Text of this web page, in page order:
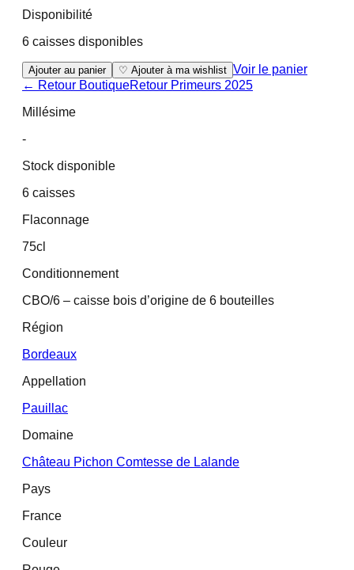
Disponibilité
6 caisses disponibles
Ajouter au panier ♡ Ajouter à ma wishlist Voir le panier
← Retour BoutiqueRetour Primeurs 2025
Millésime
-
Stock disponible
6 caisses
Flaconnage
75cl
Conditionnement
CBO/6 – caisse bois d’origine de 6 bouteilles
Région
Bordeaux
Appellation
Pauillac
Domaine
Château Pichon Comtesse de Lalande
Pays
France
Couleur